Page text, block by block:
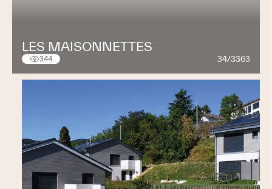
LES MAISONNETTES
344 34/3363